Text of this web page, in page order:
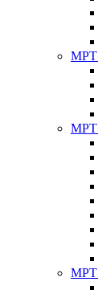
МРТ
МРТ
МРТ